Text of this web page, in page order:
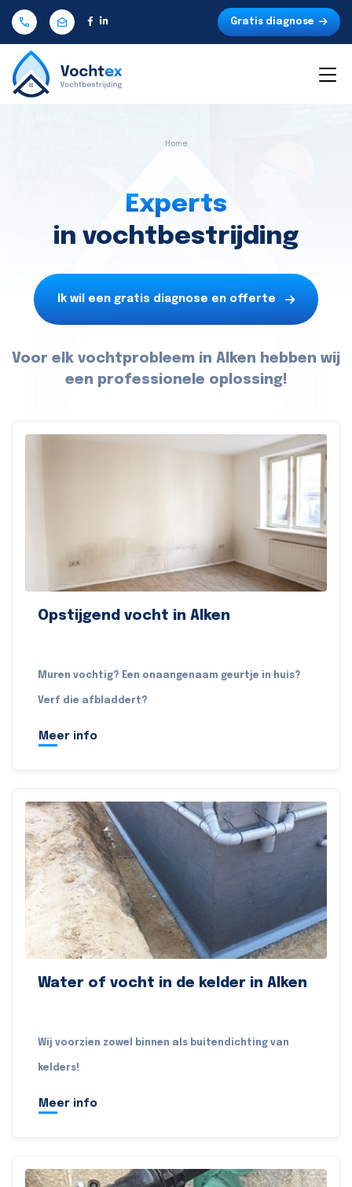
Gratis diagnose
Home
Experts
in vochtbestrijding
Ik wil een gratis diagnose en offerte
Voor elk vochtprobleem in Alken hebben wij
een professionele oplossing!
Opstijgend vocht in Alken
Muren vochtig? Een onaangenaam geurtje in huis?
Verf die afbladdert?
Meer info
Water of vocht in de kelder in Alken
Wij voorzien zowel binnen als buitendichting van
kelders!
Meer info